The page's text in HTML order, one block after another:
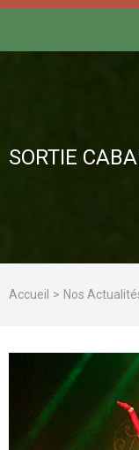
SORTIE
Accueil Nos